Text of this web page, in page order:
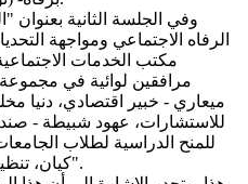
وفي الجلسة الثانية
الرفاه الاجتماعي ومواجهة
مكتب الخدمات
مرافقين لوائية في
ميعاري - خبير اقتصادي، دنيا
للمنح الدراسية لطلاب
كيان، تنظيم نسوي، خير الباز، جمعية "اجيك".